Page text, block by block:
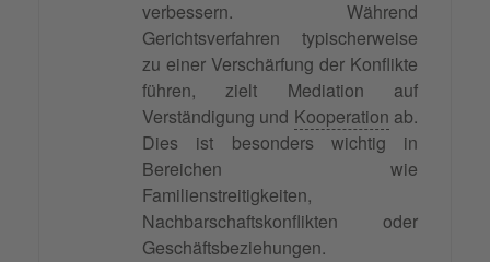
verbessern. Während
Gerichtsverfahren typischerweise
zu einer Verschärfung der Konflikte
führen, zielt Mediation auf
Verständigung und Kooperation ab.
Dies ist besonders wichtig in
Bereichen wie
Familienstreitigkeiten,
Nachbarschaftskonflikten oder
Geschäftsbeziehungen.